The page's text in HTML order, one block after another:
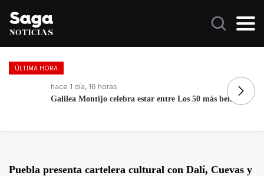
ÚLTIMA HORA
hace 1 día, 16 horas
Galilea Montijo celebra estar entre Los 50 más bellos
Puebla presenta cartelera cultural con Dalí, Cuevas y